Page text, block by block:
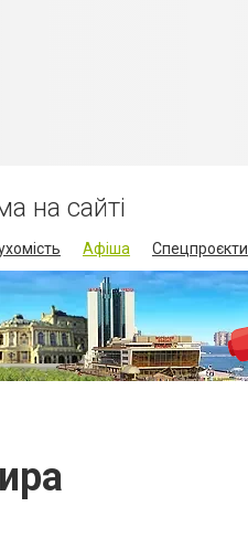
на сайті
Афіша Спецпроєкти